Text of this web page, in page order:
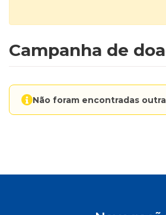
Campanha de
Não foram encontradas